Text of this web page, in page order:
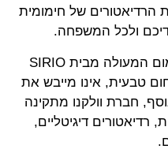
הרדיאטורים של חימומית
ולכל המשפחה.
וולקנו משווקת את רדיאטור חימום המעולה מבית SIRIO
טבעית, אינו מייבש את
חברת וולקנו מתקינה
דיגיטליים,